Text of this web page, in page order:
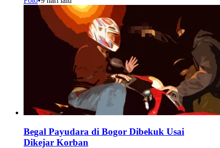
Begal Payudara di Bogor Dibekuk Usai
Dikejar Korban